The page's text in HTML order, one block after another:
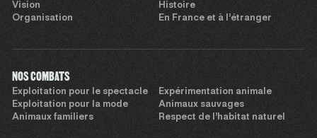
Vision
Histoire
Organisation
En France et à l’étranger
NOS COMBATS
Exploitation pour le spectacle
Expérimentation animale
Exploitation pour la mode
Animaux sauvages
Animaux familiers
Respect de l’habitat naturel